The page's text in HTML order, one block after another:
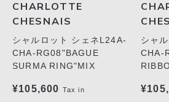
CHARLOTTE
CHESNAIS
シャルロット シェネL24A-
CHA-RG08"BAGUE
SURMA RING"MIX
¥105,600 Tax in
シャ
CHA-